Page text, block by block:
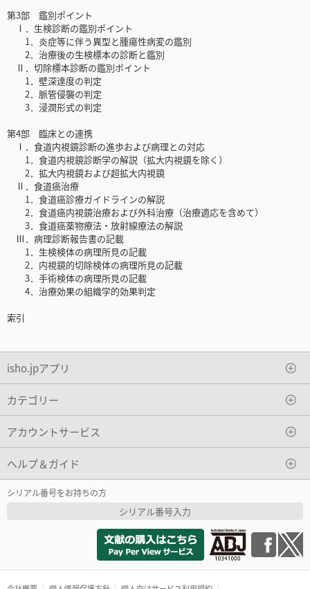
第3部 鑑別ポイント
Ⅰ．生検診断の鑑別ポイント
1．炎症等に伴う異型と腫瘍性病変の鑑別
2．治療後の生検標本の診断と鑑別
Ⅱ．切除標本診断の鑑別ポイント
1．壁深達度の判定
2．脈管侵襲の判定
3．浸潤形式の判定
第4部 臨床との連携
Ⅰ．食道内視鏡診断の進歩および病理との対応
1．食道内視鏡診断学の解説（拡大内視鏡を除く）
2．拡大内視鏡および超拡大内視鏡
Ⅱ．食道癌治療
1．食道癌診療ガイドラインの解説
2．食道癌内視鏡治療および外科治療（治療適応を含めて）
3．食道癌薬物療法・放射線療法の解説
Ⅲ．病理診断報告書の記載
1．生検検体の病理所見の記載
2．内視鏡的切除検体の病理所見の記載
3．手術検体の病理所見の記載
4．治療効果の組織学的効果判定
索引
isho.jpアプリ
カテゴリー
アカウントサービス
ヘルプ＆ガイド
シリアル番号をお持ちの方
シリアル番号入力